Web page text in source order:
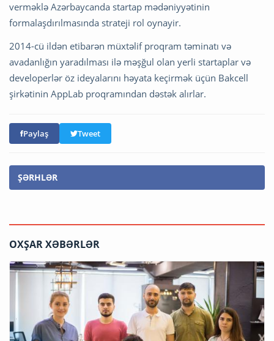
verməklə Azərbaycanda startap mədəniyyətinin
formalaşdırılmasında strateji rol oynayir.
2014-cü ildən etibarən müxtəlif proqram təminatı və
avadanlığın yaradılması ilə məşğul olan yerli startaplar və
developerlər öz ideyalarını həyata keçirmək üçün Bakcell
şirkətinin AppLab proqramından dəstək alırlar.
Paylaş Tweet
ŞƏRHLƏR
OXŞAR XƏBƏRLƏR